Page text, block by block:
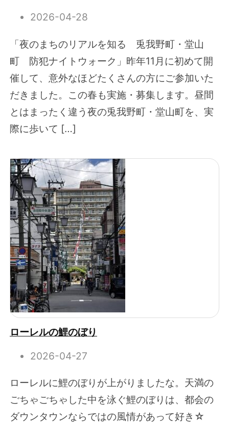
2026-04-28
「夜のまちのリアルを知る 兎我野町・堂山
町 防犯ナイトウォーク」昨年11月に初めて開
催して、意外なほどたくさんの方にご参加いた
だきました。この春も実施・募集します。昼間
とはまったく違う夜の兎我野町・堂山町を、実
際に歩いて […]
ローレルの鯉のぼり
2026-04-27
ローレルに鯉のぼりが上がりましたな。天満の
ごちゃごちゃした中を泳ぐ鯉のぼりは、都会の
ダウンタウンならではの風情があって好き☆